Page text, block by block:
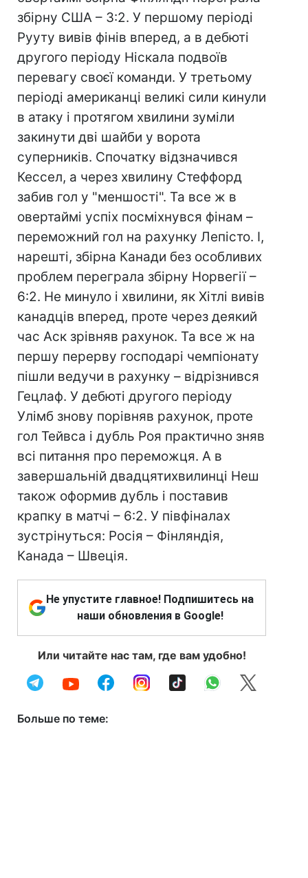
збірну США – 3:2. У першому періоді
Рууту вивів фінів вперед, а в дебюті
другого періоду Ніскала подвоїв
перевагу своєї команди. У третьому
періоді американці великі сили кинули
в атаку і протягом хвилини зуміли
закинути дві шайби у ворота
суперників. Спочатку відзначився
Кессел, а через хвилину Стеффорд
забив гол у "меншості". Та все ж в
овертаймі успіх посміхнувся фінам –
переможний гол на рахунку Лепісто. І,
нарешті, збірна Канади без особливих
проблем переграла збірну Норвегії –
6:2. Не минуло і хвилини, як Хітлі вивів
канадців вперед, проте через деякий
час Аск зрівняв рахунок. Та все ж на
першу перерву господарі чемпіонату
пішли ведучи в рахунку – відрізнився
Гецлаф. У дебюті другого періоду
Улімб знову порівняв рахунок, проте
гол Тейвса і дубль Роя практично зняв
всі питання про переможця. А в
завершальній двадцятихвилинці Неш
також оформив дубль і поставив
крапку в матчі – 6:2. У півфіналах
зустрінуться: Росія – Фінляндія,
Канада – Швеція.
Не упустите главное! Подпишитесь на
наши обновления в Google!
Или читайте нас там, где вам удобно!
Больше по теме: